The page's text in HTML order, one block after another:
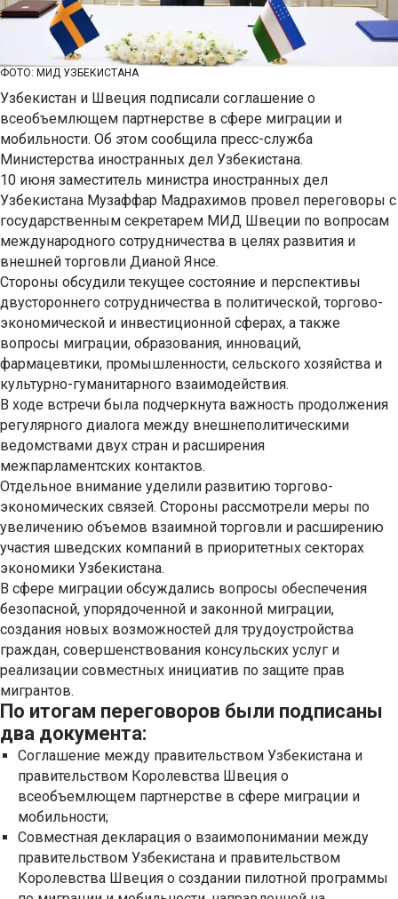
ФОТО: МИД УЗБЕКИСТАНА
Узбекистан и Швеция подписали соглашение о
всеобъемлющем партнерстве в сфере миграции и
мобильности. Об этом сообщила пресс-служба
Министерства иностранных дел Узбекистана.
10 июня заместитель министра иностранных дел
Узбекистана Музаффар Мадрахимов провел переговоры с
государственным секретарем МИД Швеции по вопросам
международного сотрудничества в целях развития и
внешней торговли Дианой Янсе.
Стороны обсудили текущее состояние и перспективы
двустороннего сотрудничества в политической, торгово-
экономической и инвестиционной сферах, а также
вопросы миграции, образования, инноваций,
фармацевтики, промышленности, сельского хозяйства и
культурно-гуманитарного взаимодействия.
В ходе встречи была подчеркнута важность продолжения
регулярного диалога между внешнеполитическими
ведомствами двух стран и расширения
межпарламентских контактов.
Отдельное внимание уделили развитию торгово-
экономических связей. Стороны рассмотрели меры по
увеличению объемов взаимной торговли и расширению
участия шведских компаний в приоритетных секторах
экономики Узбекистана.
В сфере миграции обсуждались вопросы обеспечения
безопасной, упорядоченной и законной миграции,
создания новых возможностей для трудоустройства
граждан, совершенствования консульских услуг и
реализации совместных инициатив по защите прав
мигрантов.
По итогам переговоров были подписаны
два документа:
Соглашение между правительством Узбекистана и
правительством Королевства Швеция о
всеобъемлющем партнерстве в сфере миграции и
мобильности;
Совместная декларация о взаимопонимании между
правительством Узбекистана и правительством
Королевства Швеция о создании пилотной программы